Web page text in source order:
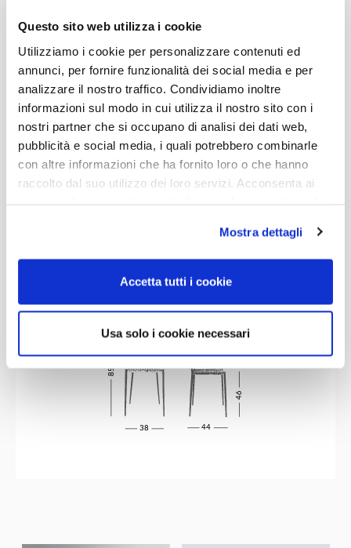
Questo sito web utilizza i cookie
Utilizziamo i cookie per personalizzare contenuti ed
annunci, per fornire funzionalità dei social media e per
analizzare il nostro traffico. Condividiamo inoltre
informazioni sul modo in cui utilizza il nostro sito con i
nostri partner che si occupano di analisi dei dati web,
pubblicità e social media, i quali potrebbero combinarle
con altre informazioni che ha fornito loro o che hanno
raccolto dal suo utilizzo dei loro servizi. Acconsenta ai
Mostra dettagli
Accetta tutti i cookie
Usa solo i cookie necessari
Dusty Blue Lime
Metallo
Verniciato
Ruggine